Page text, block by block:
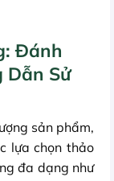
Đánh
Dẫn Sử
sản phẩm,
lựa chọn thảo
đa dạng như